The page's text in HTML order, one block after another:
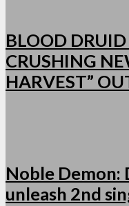
BLOOD
CRUSHING
HARVEST”
Noble Demon:
unleash 2nd